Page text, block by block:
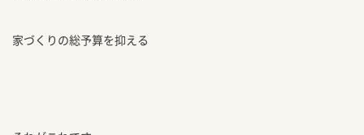
家づくりの総予算を抑える